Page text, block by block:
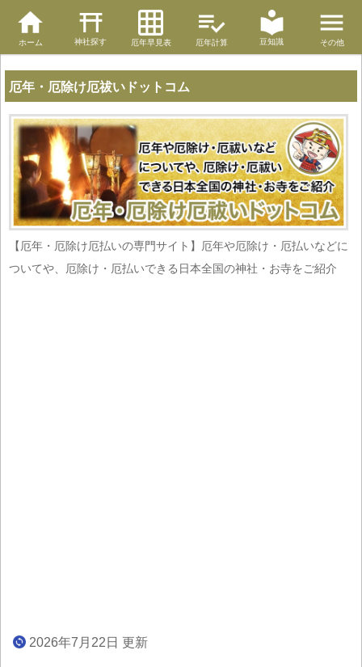
ホーム 神社探す 厄年早見表 厄年計算 豆知識 その他
厄年・厄除け厄祓いドットコム
【厄年・厄除け厄払いの専門サイト】厄年や厄除け・厄払いなどに
ついてや、厄除け・厄払いできる日本全国の神社・お寺をご紹介
2026年7月22日 更新